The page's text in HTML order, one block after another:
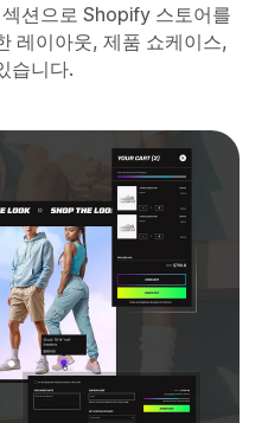
션으로 Shopify 스토어를
레이아웃, 제품 쇼케이스,
습니다.